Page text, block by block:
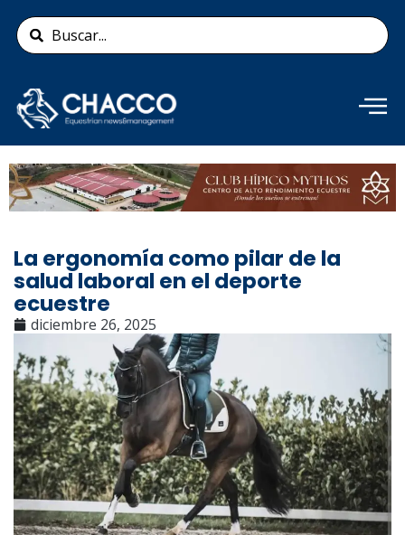
contenido
Search
...
Añade aquí tu texto de
cabecera
La ergonomía como pilar de la
salud laboral en el deporte
ecuestre
diciembre 26, 2025